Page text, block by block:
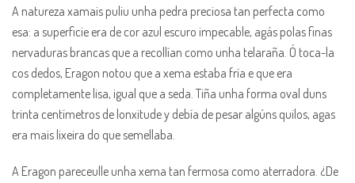
A natureza xamais puliu unha pedra preciosa tan perfecta como
esa: a superficie era de cor azul escuro impecable, agás polas finas
nervaduras brancas que a recollían como unha telaraña. Ó toca-la
cos dedos, Eragon notou que a xema estaba fría e que era
completamente lisa, igual que a seda. Tiña unha forma oval duns
trinta centímetros de lonxitude y debía de pesar algúns quilos, agas
era mais lixeira do que semellaba.
A Eragon pareceulle unha xema tan fermosa como aterradora. ¿De